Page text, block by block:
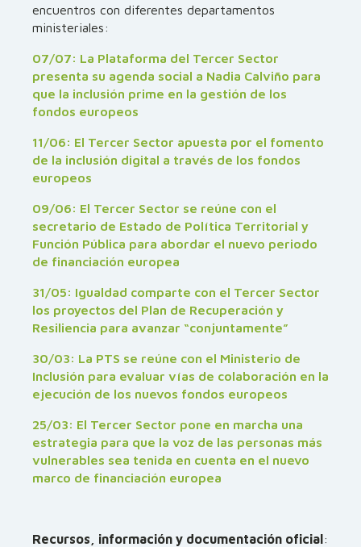
encuentros con diferentes departamentos
ministeriales:
07/07: La Plataforma del Tercer Sector
presenta su agenda social a Nadia Calviño para
que la inclusión prime en la gestión de los
fondos europeos
11/06: El Tercer Sector apuesta por el fomento
de la inclusión digital a través de los fondos
europeos
09/06: El Tercer Sector se reúne con el
secretario de Estado de Política Territorial y
Función Pública para abordar el nuevo periodo
de financiación europea
31/05: Igualdad comparte con el Tercer Sector
los proyectos del Plan de Recuperación y
Resiliencia para avanzar “conjuntamente”
30/03: La PTS se reúne con el Ministerio de
Inclusión para evaluar vías de colaboración en la
ejecución de los nuevos fondos europeos
25/03: El Tercer Sector pone en marcha una
estrategia para que la voz de las personas más
vulnerables sea tenida en cuenta en el nuevo
marco de financiación europea
Recursos, información y documentación oficial: